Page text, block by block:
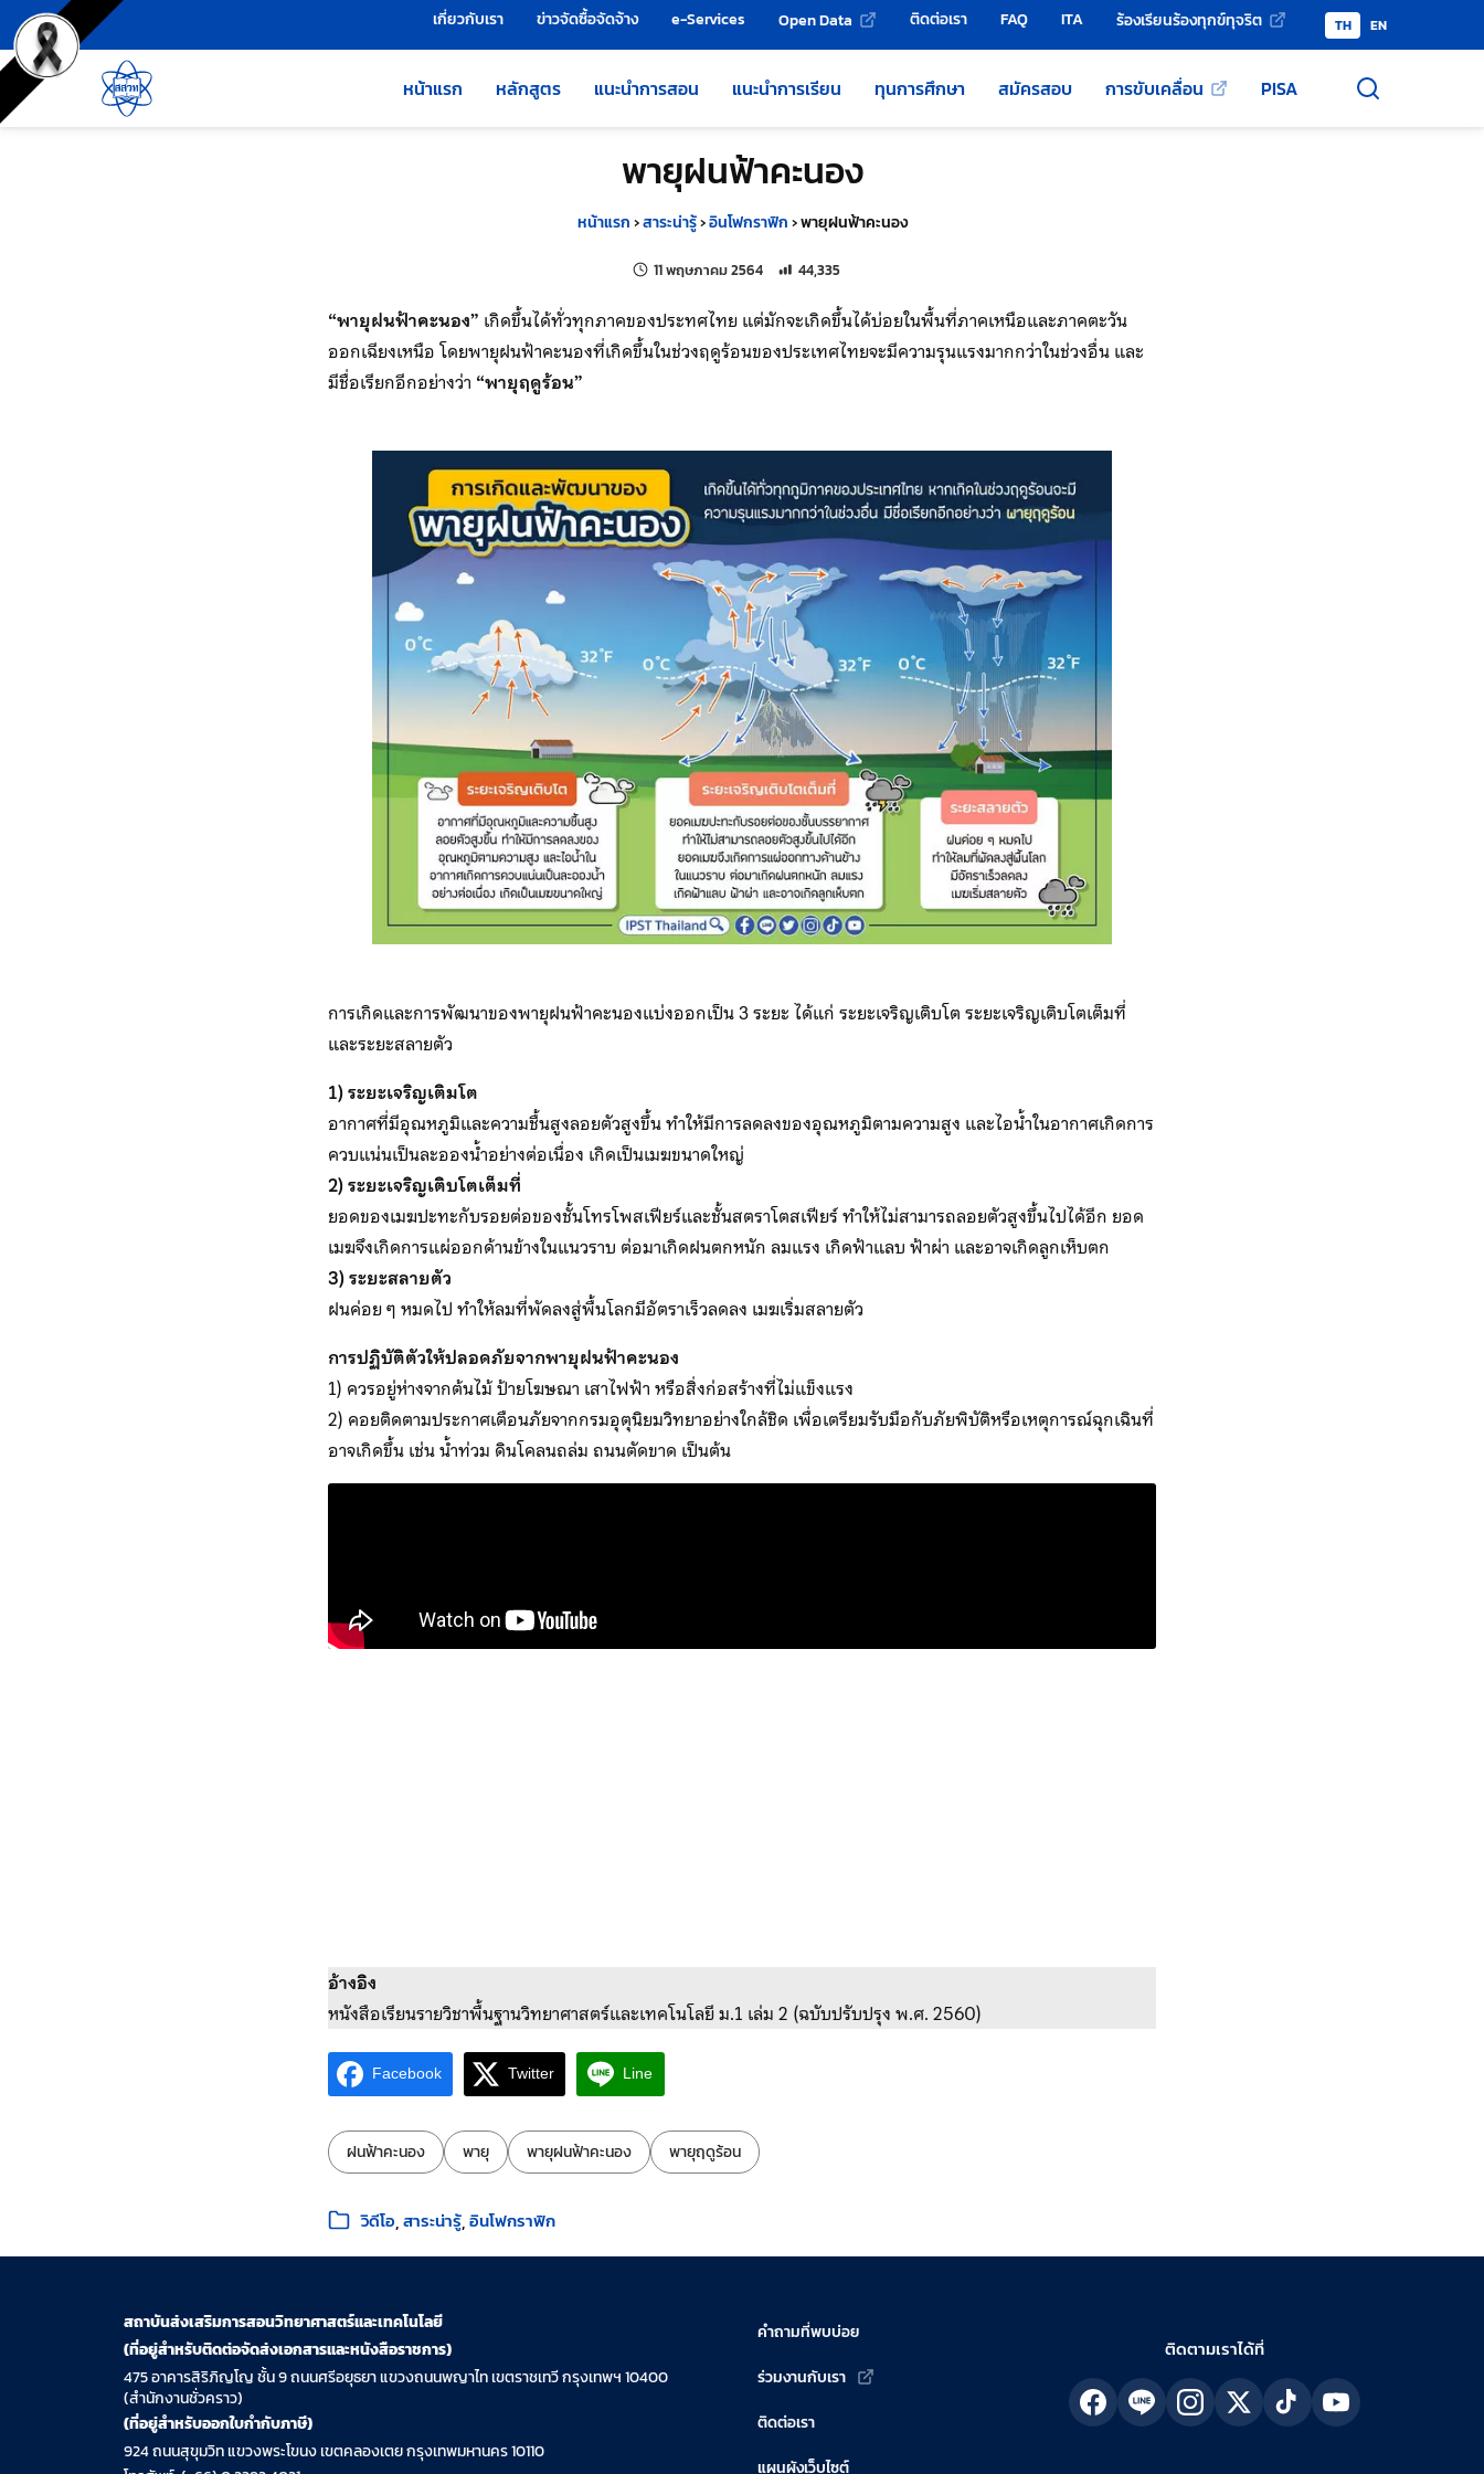
ข้ามไปยังเนื้อหาหลัก
เครื่องมือช่วยเหลือ เกี่ยวกับเรา ข่าวจัดซื้อจัดจ้าง e-Services Open Data ติดต่อเรา FAQ ITA ร้องเรียนร้องทุกข์ทุจริต TH EN
หน้าแรก หลักสูตร แนะนำการสอน แนะนำการเรียน ทุนการศึกษา สมัครสอบ การขับเคลื่อน PISA
พายุฝนฟ้าคะนอง
หน้าแรก›สาระน่ารู้›อินโฟกราฟิก›พายุฝนฟ้าคะนอง
11 พฤษภาคม 2564 แก้ไขล่าสุดเมื่อ:
จำนวนการเข้าชม 44,335 ครั้ง
44,335
“พายุฝนฟ้าคะนอง” เกิดขึ้นได้ทั่วทุกภาคของประทศไทย แต่มักจะเกิดขึ้นได้บ่อยในพื้นที่ภาคเหนือและภาคตะวัน
ออกเฉียงเหนือ โดยพายุฝนฟ้าคะนองที่เกิดขึ้นในช่วงฤดูร้อนของประเทศไทยจะมีความรุนแรงมากกว่าในช่วงอื่น และ
มีชื่อเรียกอีกอย่างว่า “พายุฤดูร้อน”
การเกิดและการพัฒนาของพายุฝนฟ้าคะนองแบ่งออกเป็น 3 ระยะ ได้แก่ ระยะเจริญเติบโต ระยะเจริญเติบโตเต็มที่
และระยะสลายตัว
1) ระยะเจริญเติมโต
อากาศที่มีอุณหภูมิและความชื้นสูงลอยตัวสูงขึ้น ทำให้มีการลดลงของอุณหภูมิตามความสูง และไอน้ำในอากาศเกิดการ
ควบแน่นเป็นละอองน้ำอย่างต่อเนื่อง เกิดเป็นเมฆขนาดใหญ่
2) ระยะเจริญเติบโตเต็มที่
ยอดของเมฆปะทะกับรอยต่อของชั้นโทรโพสเฟียร์และชั้นสตราโตสเฟียร์ ทำให้ไม่สามารถลอยตัวสูงขึ้นไปได้อีก ยอด
เมฆจึงเกิดการแผ่ออกด้านข้างในแนวราบ ต่อมาเกิดฝนตกหนัก ลมแรง เกิดฟ้าแลบ ฟ้าผ่า และอาจเกิดลูกเห็บตก
3) ระยะสลายตัว
ฝนค่อย ๆ หมดไป ทำให้ลมที่พัดลงสู่พื้นโลกมีอัตราเร็วลดลง เมฆเริ่มสลายตัว
การปฏิบัติตัวให้ปลอดภัยจากพายุฝนฟ้าคะนอง
1) ควรอยู่ห่างจากต้นไม้ ป้ายโฆษณา เสาไฟฟ้า หรือสิ่งก่อสร้างที่ไม่แข็งแรง
2) คอยติดตามประกาศเตือนภัยจากกรมอุตุนิยมวิทยาอย่างใกล้ชิด เพื่อเตรียมรับมือกับภัยพิบัติหรือเหตุการณ์ฉุกเฉินที่
อาจเกิดขึ้น เช่น น้ำท่วม ดินโคลนถล่ม ถนนตัดขาด เป็นต้น
อ้างอิง
หนังสือเรียนรายวิชาพื้นฐานวิทยาศาสตร์และเทคโนโลยี ม.1 เล่ม 2 (ฉบับปรับปรุง พ.ศ. 2560)
Facebook Twitter Line
ป้ายกำกับ:
ฝนฟ้าคะนอง พายุ พายุฝนฟ้าคะนอง พายุฤดูร้อน
หมวดหมู่:
วิดีโอ สาระน่ารู้ อินโฟกราฟิก
สถาบันส่งเสริมการสอนวิทยาศาสตร์และเทคโนโลยี
(ที่อยู่สำหรับติดต่อจัดส่งเอกสารและหนังสือราชการ)
475 อาคารสิริภิญโญ ชั้น 9 ถนนศรีอยุธยา แขวงถนนพญาไท เขตราชเทวี กรุงเทพฯ 10400
(สำนักงานชั่วคราว)
(ที่อยู่สำหรับออกใบกำกับภาษี)
924 ถนนสุขุมวิท แขวงพระโขนง เขตคลองเตย กรุงเทพมหานคร 10110
คำถามที่พบบ่อย
ร่วมงานกับเรา
ติดต่อเรา
แผนผังเว็บไซต์
ติดตามเราได้ที่